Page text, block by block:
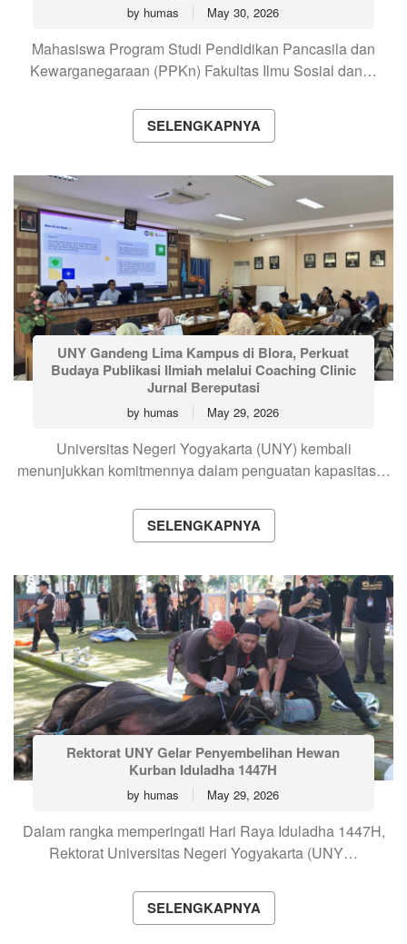
by humas May 30, 2026
Mahasiswa Program Studi Pendidikan Pancasila dan
Kewarganegaraan (PPKn) Fakultas Ilmu Sosial dan…
SELENGKAPNYA
UNY Gandeng Lima Kampus di Blora, Perkuat
Budaya Publikasi Ilmiah melalui Coaching Clinic
Jurnal Bereputasi
by humas May 29, 2026
Universitas Negeri Yogyakarta (UNY) kembali
menunjukkan komitmennya dalam penguatan kapasitas…
SELENGKAPNYA
Rektorat UNY Gelar Penyembelihan Hewan
Kurban Iduladha 1447H
by humas May 29, 2026
Dalam rangka memperingati Hari Raya Iduladha 1447H,
Rektorat Universitas Negeri Yogyakarta (UNY…
SELENGKAPNYA